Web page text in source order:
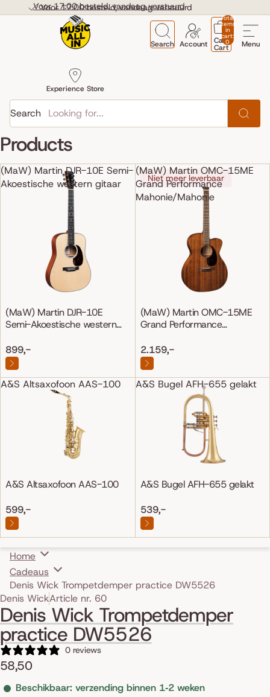
Voor 17:00 besteld, vandaag verstuurd
Voor 17:00 besteld, vandaag verstuurd
Menu
Search
Experience Store
Account
Total
items
in
cart:
0
Cart
Cart
Search
Products
(MaW) Martin DJR-10E Semi-
Akoestische western gitaar
(MaW) Martin DJR-10E
Semi-Akoestische western
899,-
(MaW) Martin OMC-15ME
Grand Performance
Mahonie/Mahonie
Niet meer leverbaar
(MaW) Martin OMC-15ME
Grand Performance
2.159,-
A&S Altsaxofoon AAS-100
A&S Altsaxofoon AAS-100
599,-
A&S Bugel AFH-655 gelakt
A&S Bugel AFH-655 gelakt
539,-
Home
Cadeaus
Denis Wick Trompetdemper practice DW5526
Skip to product information
Denis WickArticle nr. 60
Denis Wick Trompetdemper
practice DW5526
0 reviews
58,50
Beschikbaar: verzending binnen 1‑2 weken